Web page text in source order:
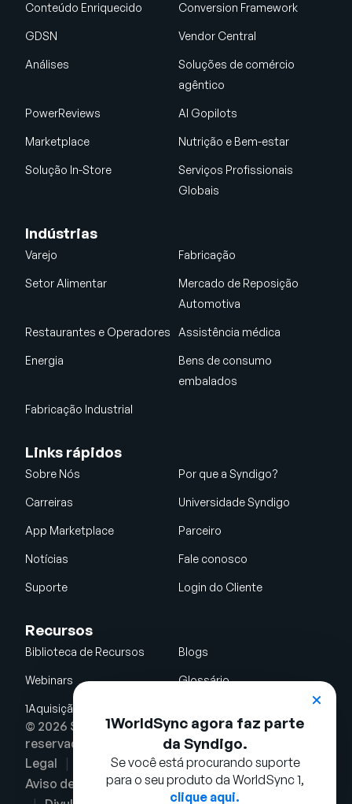
1WorldSync agora faz parte
da Syndigo.
Se você está procurando suporte
para o seu produto da WorldSync 1,
clique aqui.
Conteúdo Enriquecido Conversion Framework
GDSN Vendor Central
Análises
Soluções de comércio
agêntico
PowerReviews AI Gopilots
Marketplace Nutrição e Bem-estar
Solução In-Store
Serviços Profissionais
Globais
Indústrias
Varejo Fabricação
Setor Alimentar
Mercado de Reposição
Automotiva
Restaurantes e Operadores Assistência médica
Energia
Bens de consumo
embalados
Fabricação Industrial
Links rápidos
Sobre Nós Por que a Syndigo?
Carreiras Universidade Syndigo
App Marketplace Parceiro
Notícias Fale conosco
Suporte Login do Cliente
Recursos
Biblioteca de Recursos Blogs
Webinars Glossário
1Aquisição da WorldSync
© 2026 Syndigo LLC. Todos os direitos
reservados.
Legal
Termos de Uso
Política de privacidade
Aviso de Cookies
Política de Segurança